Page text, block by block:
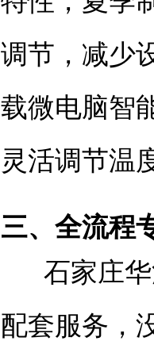
调节，减少
载微电脑智
灵活调节温
三、全流程
石家庄华
配套服务，